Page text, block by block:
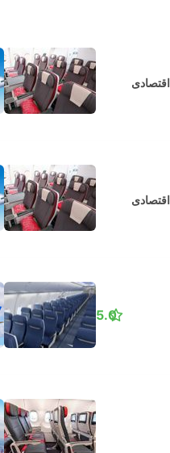
اقتصادی
اقتصادی
5.0